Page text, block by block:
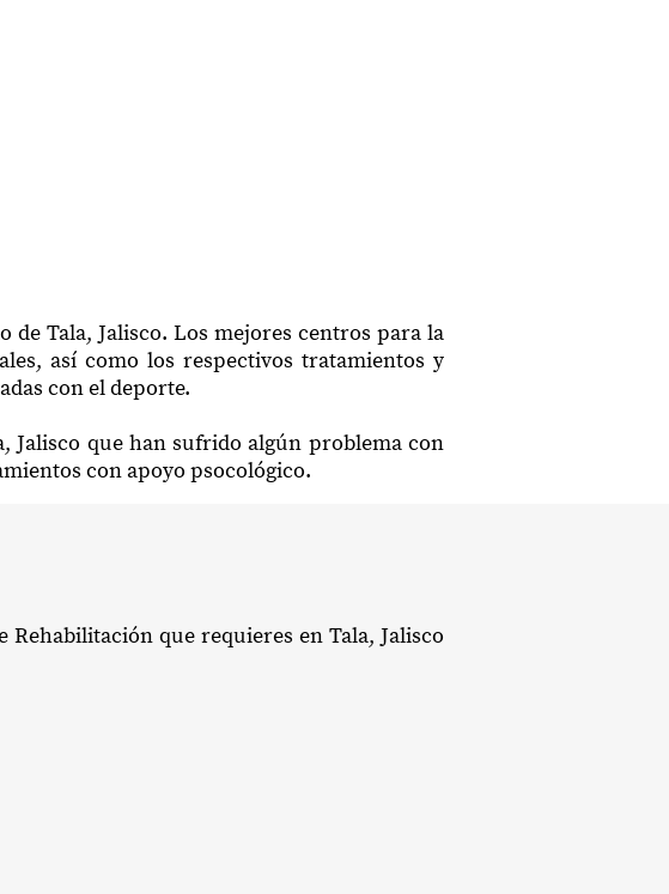
Tala, Jalisco. Los mejores centros para la
así como los respectivos tratamientos y
con el deporte.
Jalisco que han sufrido algún problema con
con apoyo psocológico.
que requieres en Tala, Jalisco